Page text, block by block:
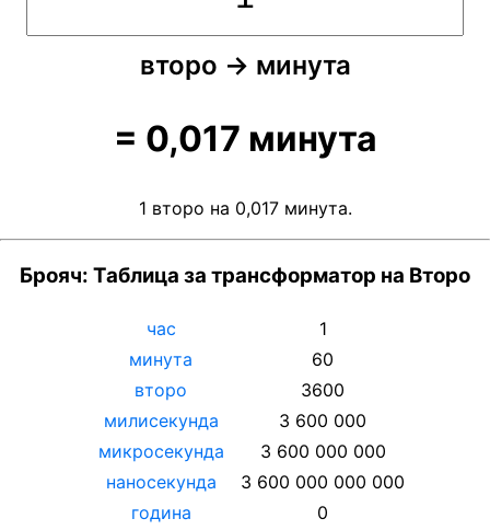
второ → минута
= 0,017 минута
1 второ на 0,017 минута.
Брояч: Таблица за трансформатор на Второ
час
1
минута
60
второ
3600
милисекунда
3 600 000
микросекунда
3 600 000 000
наносекунда
3 600 000 000 000
година
0